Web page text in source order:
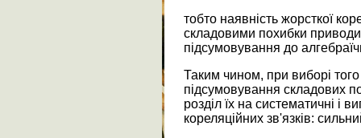
тобто наявність жорсткої
складовими похибки
підсумовування до
Таким чином, при виборі
підсумовування складових
розділ їх на систематичні і
кореляційних зв'язків: